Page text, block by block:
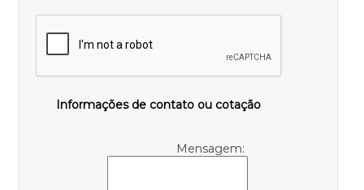
Informações de contato ou cotação
Mensagem: